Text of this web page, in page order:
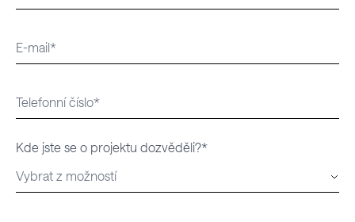
Kde jste se o projektu dozvěděli?*